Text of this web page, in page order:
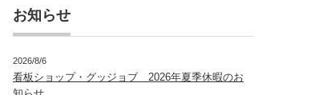
お知らせ
2026/8/6
看板ショップ・グッジョブ 2026年夏季休暇のお